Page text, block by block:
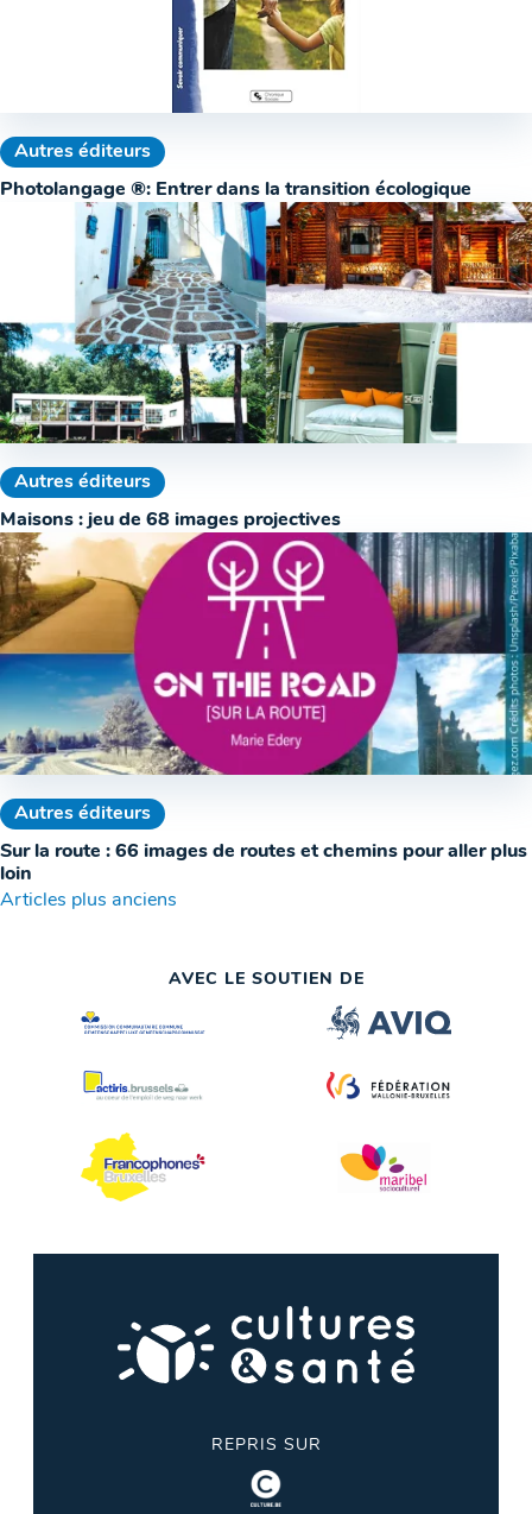
Autres éditeurs
Photolangage ®: Entrer dans la transition écologique
Autres éditeurs
Maisons : jeu de 68 images projectives
Autres éditeurs
Sur la route : 66 images de routes et chemins pour aller plus
loin
Navigation
articles
Articles plus anciens
AVEC LE SOUTIEN DE
REPRIS SUR